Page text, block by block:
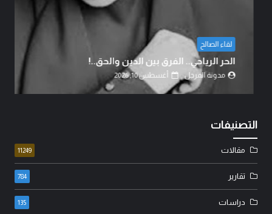
لقاء الصالح
الحر الرياحي.. الفرق بين الدين والحق..!
مدونة المرجل أغسطس 10, 2026
التصنيفات
مقالات 11249
تقارير 784
دراسات 135